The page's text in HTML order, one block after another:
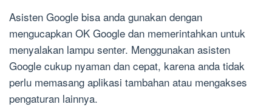
Asisten Google bisa anda gunakan dengan
mengucapkan OK Google dan memerintahkan untuk
menyalakan lampu senter. Menggunakan asisten
Google cukup nyaman dan cepat, karena anda tidak
perlu memasang aplikasi tambahan atau mengakses
pengaturan lainnya.